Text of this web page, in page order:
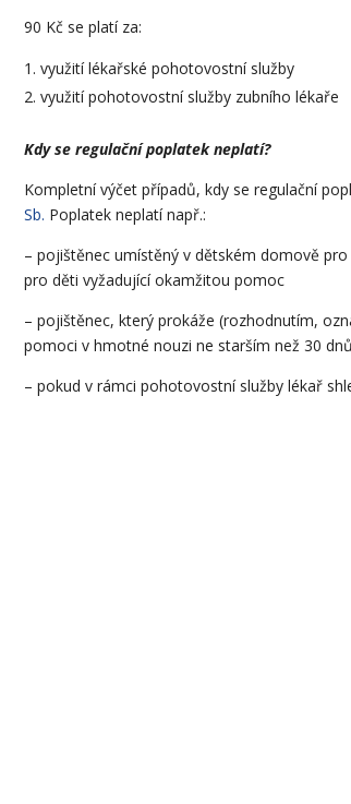
90 Kč se platí za:
využití lékařské pohotovostní služby
využití pohotovostní služby zubního lékaře
Kdy se regulační poplatek neplatí?
Kompletní výčet případů, kdy se regulační
Sb. Poplatek neplatí např.:
– pojištěnec umístěný v dětském domově
pro děti vyžadující okamžitou pomoc
– pojištěnec, který prokáže (rozhodnutím,
pomoci v hmotné nouzi ne starším než 30
– pokud v rámci pohotovostní služby lékař